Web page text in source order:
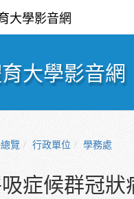
大學影音網
大學影音網
覽 行政單位 學務處
症候群冠